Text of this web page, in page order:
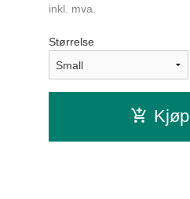
inkl. mva.
Størrelse
Kjøp